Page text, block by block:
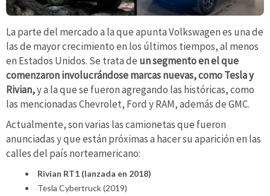
La parte del mercado a la que apunta Volkswagen es una de
las de mayor crecimiento en los últimos tiempos, al menos
en Estados Unidos. Se trata de un segmento en el que
comenzaron involucrándose marcas nuevas, como Tesla y
Rivian,y a la que se fueron agregando las históricas, como
las mencionadas Chevrolet, Ford y RAM, además de GMC.
Actualmente, son varias las camionetas que fueron
anunciadas y que están próximas a hacer su aparición en las
calles del país norteamericano:
Rivian RT1 (lanzada en 2018)
Tesla Cybertruck (2019)